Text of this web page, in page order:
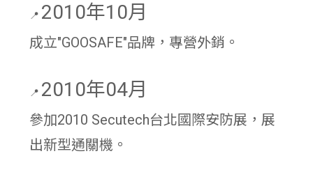
📍 2010年10月
成立"GOOSAFE"品牌，專營外銷。
📍 2010年04月
參加2010 Secutech台北國際安防展，展
出新型通關機。